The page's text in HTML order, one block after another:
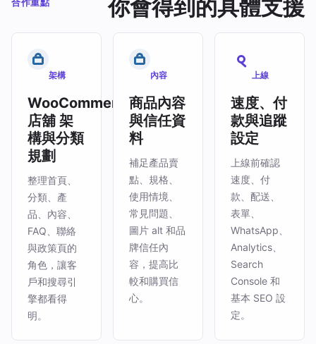
你會得到的具體支援
架構
WooCommerce
店舖 架
構與分類
規劃
整理首頁、
分類、產
品、內容、
FAQ、聯絡
與政策頁的
角色，讓客
戶和搜尋引
擎都看得
明。
內容
商品內容
與信任資
料
補足產品賣
點、規格、
使用情境、
常見問題、
圖片 alt 和品
牌信任內
容，提高比
較和購買信
心。
上線
速度、付
款與追蹤
設定
上線前確認
速度、付
款、配送、
表單、
WhatsApp、
Analytics、
Search
Console 和
基本 SEO 設
定。